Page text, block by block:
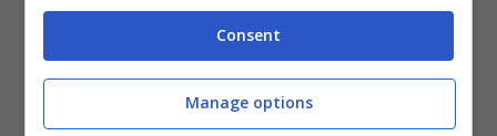
Questa pianta ha anche la capacità di
trasformare l’energia negativa che si
accumula nell’ambiente, per questo è
Consent
Manage options